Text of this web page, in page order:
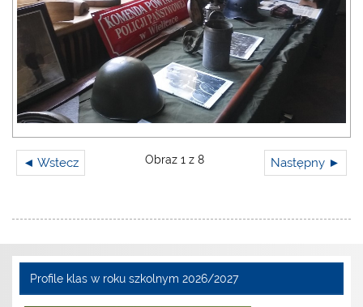
◄ Wstecz Następny ►
Obraz 1 z 8
Profile klas w roku szkolnym 2026/2027